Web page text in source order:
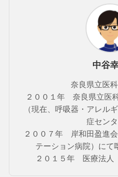
中谷
奈良県立医
２００１年 奈良県立医
（現在、呼吸器・アレル
症センタ
２００７年 岸和田盈進
テーション病院）にて
２０１５年 医療法